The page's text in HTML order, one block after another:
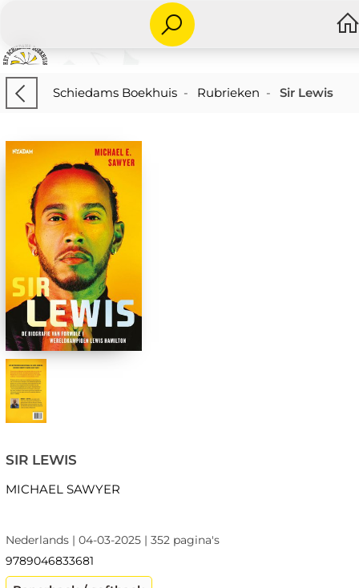
Schiedams Boekhuis- Rubrieken - Sir Lewis
SIR LEWIS
MICHAEL SAWYER
Nederlands | 04-03-2025 | 352 pagina's
9789046833681